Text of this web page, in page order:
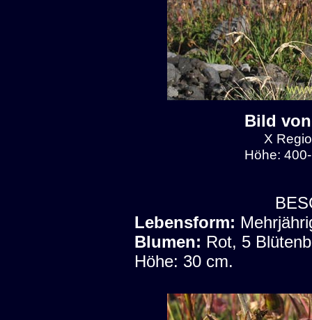
Bild
X
Höhe:
Lebensform:
Blumen: Rot, 5
Höhe: 30 cm.